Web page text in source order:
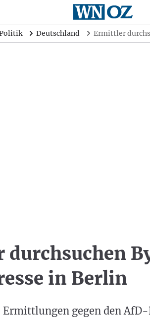
Deutschland Ermittler
in Berlin
Ermittlungen gegen den